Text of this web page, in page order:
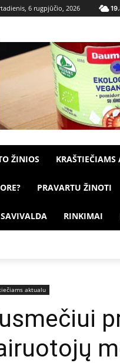
6 rugpjūčio, 2026
ŽINIOS KRAŠTIEČIAMS
PRAVARTU ŽINOTI
SAVIVALDA RINKIMAI
aktualu